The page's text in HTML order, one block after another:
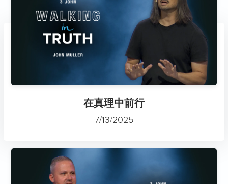
在真理中前行
7/13/2025